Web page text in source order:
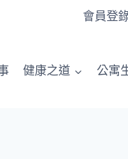
會員登
健康之道 公寓